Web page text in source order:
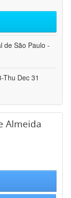
de São Paulo -
Thu Dec 31
Almeida